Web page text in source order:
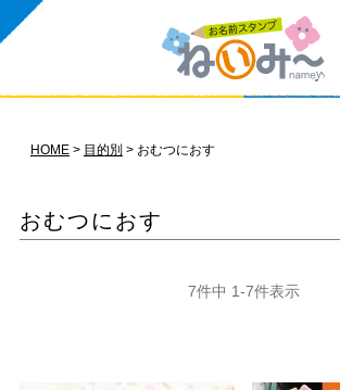
HOME 目的別 おむつにおす
おむつにおす
7件中 1-7件表示